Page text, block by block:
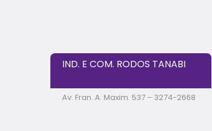
IND. E COM. RODOS TANABI
Av. Fran. A. Maxim. 537 – 3274-2668